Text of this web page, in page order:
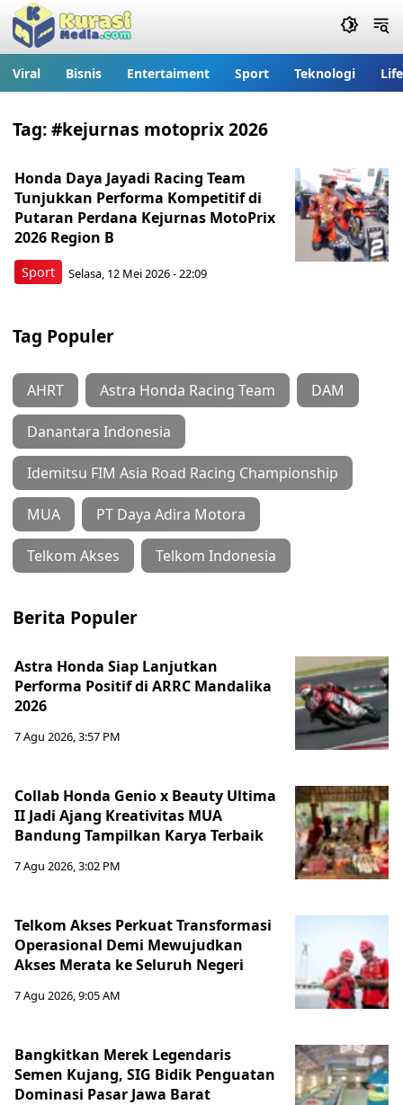
Viral Bisnis Entertaiment Sport Teknologi
Tag:#kejurnas motoprix 2026
Sport
Honda Daya Jayadi Racing Team
Tunjukkan Performa Kompetitif di
Putaran Perdana Kejurnas MotoPrix
2026 Region B
Selasa, 12 Mei 2026 - 22:09
Tag Populer
AHRT Astra Honda Racing Team DAM
Danantara Indonesia
Idemitsu FIM Asia Road Racing Championship
MUA PT Daya Adira Motora
Telkom Akses Telkom Indonesia
Berita Populer
Astra Honda Siap Lanjutkan
Performa Positif di ARRC Mandalika
2026
7 Agu 2026, 3:57 PM
Collab Honda Genio x Beauty Ultima
II Jadi Ajang Kreativitas MUA
Bandung Tampilkan Karya Terbaik
7 Agu 2026, 3:02 PM
Telkom Akses Perkuat Transformasi
Operasional Demi Mewujudkan
Akses Merata ke Seluruh Negeri
7 Agu 2026, 9:05 AM
Bangkitkan Merek Legendaris
Semen Kujang, SIG Bidik Penguatan
Dominasi Pasar Jawa Barat